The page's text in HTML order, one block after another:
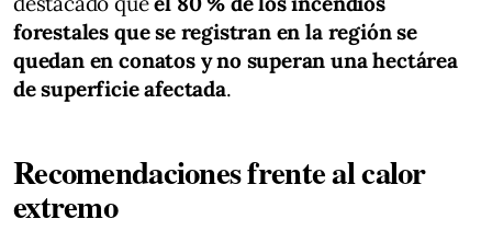
forestales que se registran en la región se
quedan en conatos y no superan una hectárea
de superficie afectada.
Recomendaciones frente al calor
extremo